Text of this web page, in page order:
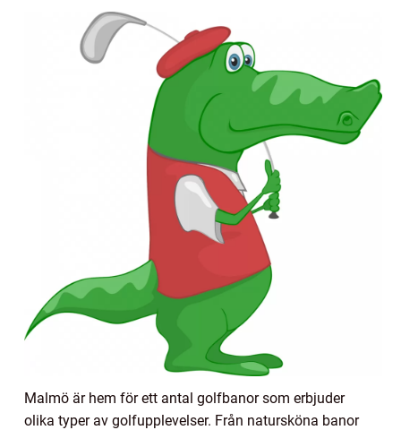
Malmö är hem för ett antal golfbanor som erbjuder
olika typer av golfupplevelser. Från natursköna banor